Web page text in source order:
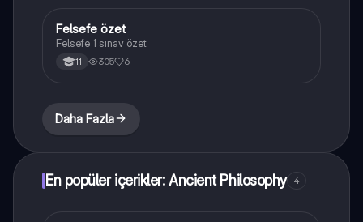
Felsefe
Felsefe özet
Felsefe 1 sınav özet
11 305 6
Daha Fazla
En popüler içerikler: Ancient Philosophy 4